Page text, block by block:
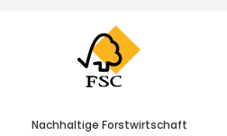
Nachhaltige Forstwirtschaft